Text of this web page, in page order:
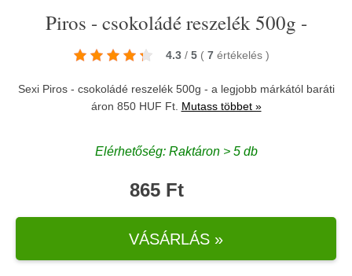
Piros - csokoládé reszelék 500g -
4.3 / 5 ( 7 értékelés )
Sexi Piros - csokoládé reszelék 500g - a legjobb márkától baráti
áron 850 HUF Ft. Mutass többet »
Elérhetőség: Raktáron > 5 db
865 Ft
VÁSÁRLÁS »